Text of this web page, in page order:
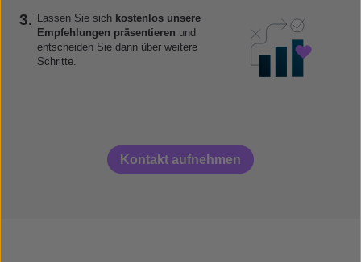
3. Lassen Sie sich kostenlos unsere
Empfehlungen präsentieren und
entscheiden Sie dann über weitere
Schritte.
Kontakt aufnehmen